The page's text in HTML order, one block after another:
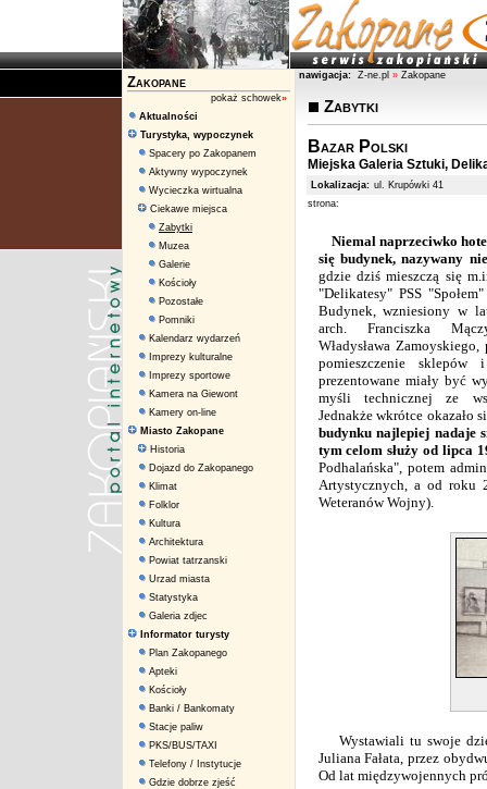
Zakopane
pokaż schowek»
Aktualności
Turystyka, wypoczynek
Spacery po Zakopanem
Aktywny wypoczynek
Wycieczka wirtualna
Ciekawe miejsca
Zabytki
Muzea
Galerie
Kościoły
Pozostałe
Pomniki
Kalendarz wydarzeń
Imprezy kulturalne
Imprezy sportowe
Kamera na Giewont
Kamery on-line
Miasto Zakopane
Historia
Dojazd do Zakopanego
Klimat
Folklor
Kultura
Architektura
Powiat tatrzanski
Urzad miasta
Statystyka
Galeria zdjec
Informator turysty
Plan Zakopanego
Apteki
Kościoły
Banki / Bankomaty
Stacje paliw
PKS/BUS/TAXI
Telefony / Instytucje
Gdzie dobrze zjeść
nawigacja: Z-ne.pl » Zakopane
Zabytki
Bazar Polski
Miejska Galeria Sztuki,
Lokalizacja: ul. Krupówki 41
strona:
Niemal naprzeciwko
się budynek, nazywany
gdzie dziś mieszczą się
"Delikatesy" PSS
Budynek, wzniesiony w
arch. Franciszka
Władysława
pomieszczenie
prezentowane miały być
myśli technicznej ze
Jednakże wkrótce okazało
budynku najlepiej nadaje
tym celom służy od lipca
Podhalańska", potem
Artystycznych, a od
Weteranów Wojny).
Wystawiali tu swoje
Juliana Fałata, przez
Od lat międzywojennych